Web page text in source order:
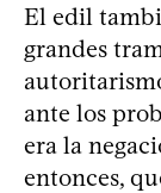
El edil
grandes
ante los
era la
entonces,